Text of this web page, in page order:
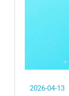
2026-04-13